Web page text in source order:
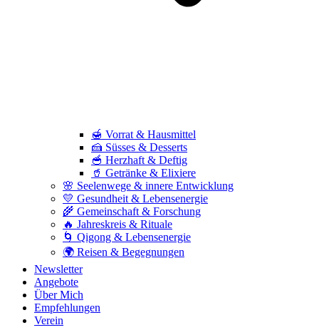
🍯 Vorrat & Hausmittel
🍰 Süsses & Desserts
🥣 Herzhaft & Deftig
🥤 Getränke & Elixiere
🌸 Seelenwege & innere Entwicklung
💛 Gesundheit & Lebensenergie
🌾 Gemeinschaft & Forschung
🔥 Jahreskreis & Rituale
🌀 Qigong & Lebensenergie
🌍 Reisen & Begegnungen
Newsletter
Angebote
Über Mich
Empfehlungen
Verein